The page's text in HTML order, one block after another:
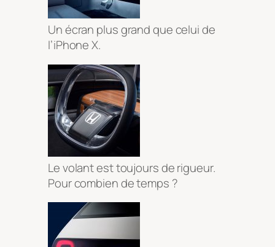
Un écran plus grand que celui de
l’iPhone X.
Le volant est toujours de rigueur.
Pour combien de temps ?